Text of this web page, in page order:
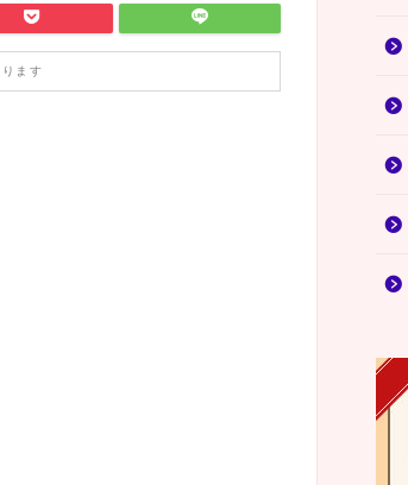
ます